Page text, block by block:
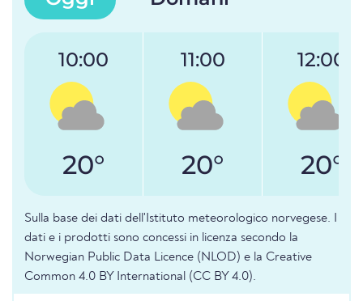
10:00
20°
11:00
20°
12:00
20°
Sulla base dei dati dell'Istituto meteorologico norvegese. I
dati e i prodotti sono concessi in licenza secondo la
Norwegian Public Data Licence (NLOD) e la Creative
Common 4.0 BY International (CC BY 4.0).